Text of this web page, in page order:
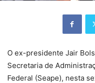
O ex-presidente Jair
Secretaria de
Federal (Seape), nesta